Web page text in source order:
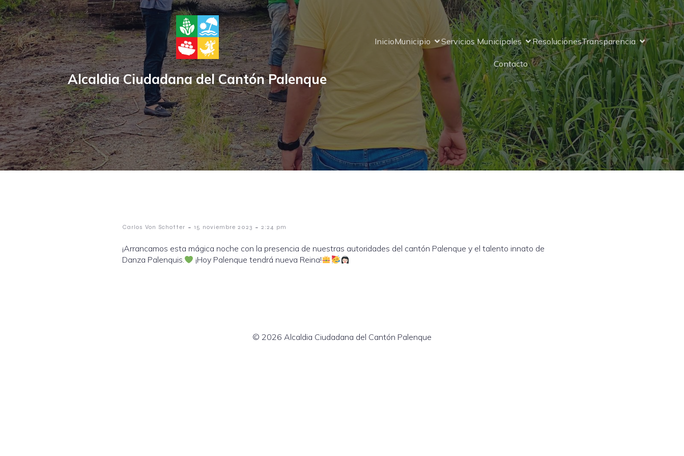
Alcaldia Ciudadana del Cantón Palenque
InicioMunicipio Servicios Municipales ResolucionesTransparencia
Contacto
Elecciòn de la reina de
Palenque
Carlos Von Schotter - 15 noviembre 2023 - 2:24 pm
¡Arrancamos esta mágica noche con la presencia de nuestras autoridades del cantón Palenque y el talento innato de
Danza Palenquis.
¡Hoy Palenque tendrá nueva Reina!
© 2026 Alcaldia Ciudadana del Cantón Palenque